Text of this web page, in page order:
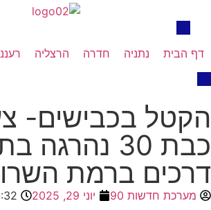
דף הבית נתניה חדרה הרצליה
הקטל בכבישים-
כבת 30
דרכים ברמת
מערכת חדשות 90 יוני 29, 2025 am